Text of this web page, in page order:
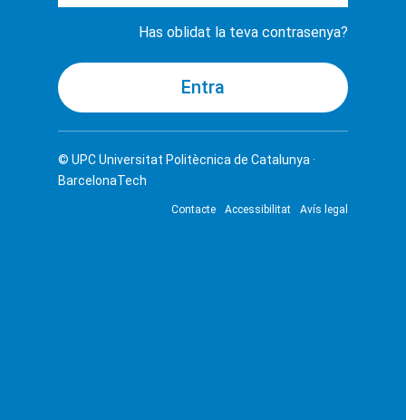
Has oblidat la teva contrasenya?
© UPCUniversitat Politècnica de Catalunya ·
BarcelonaTech
Contacte Accessibilitat Avís legal